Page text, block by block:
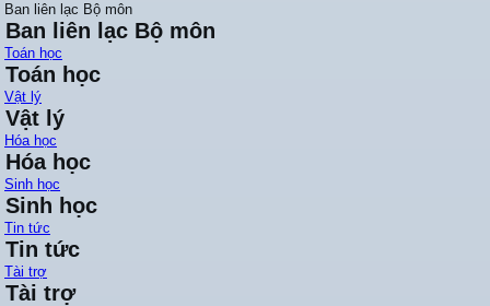
Ban liên lạc Bộ môn
Ban liên lạc Bộ môn
Toán học
Toán học
Vật lý
Vật lý
Hóa học
Hóa học
Sinh học
Sinh học
Tin tức
Tin tức
Tài trợ
Tài trợ